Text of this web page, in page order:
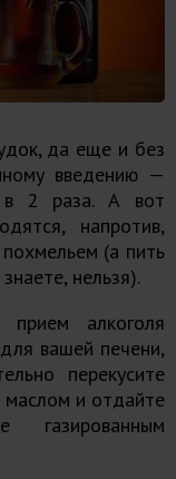
да еще и без
введению —
в 2 раза. А вот
напротив,
(а пить
нельзя).
прием алкоголя
вашей печени,
перекусите
и отдайте
газированным